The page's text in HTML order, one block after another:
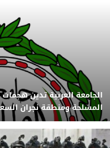
الجامعة العربية تدين
المسلحة ومنطقة نجران